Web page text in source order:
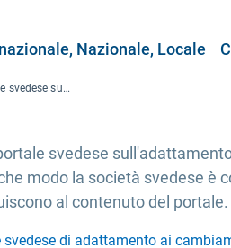
Nazionale, Locale
Nuova versione del portale svedese sull'adattamento ai cambiamenti climatici
svedese
modo la società svedese
al contenuto del portale.
svedese di adattamento ai